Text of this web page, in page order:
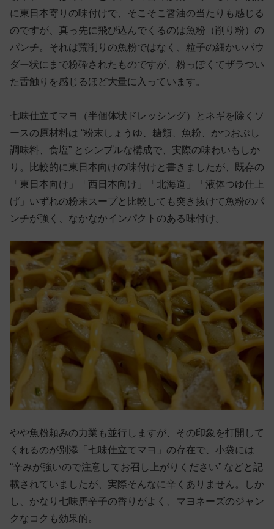
に東日本寄りの味付けで、そこそこ醤油の当たりも感じる
のですが、真っ先に飛び込んでくるのは魚粉（削り粉）の
パンチ。それは荒削りの魚粉ではなく、粒子の細かいパウ
ダー状にまで粉砕されたものですが、粉っぽくてザラつい
た舌触りを感じるほど大量に入っています。
七味仕立てマヨ（半個体状ドレッシング）とネギを除くソ
ースの原材料は “粉末しょうゆ、糖類、魚粉、かつおぶし
調味料、食塩” とシンプルな構成で、実際の味わいもしか
り。比較的に東日本向けの味付けと書きましたが、既存の
「東日本向け」「西日本向け」「北海道」「液体つゆ仕上
げ」いずれの粉末スープと比較しても突き抜けて魚粉のパ
ンチが強く、なかなかインパクトのある味付け。
やや魚粉頼みの力業も並行しますが、その印象を打開して
くれるのが別添「七味仕立てマヨ」の存在で、小袋には
“辛みが強いので注意してお召し上がりください” などと記
載されていましたが、実際そんなに辛くありません。しか
し、かなり七味唐辛子の香りがよく、マヨネーズのジャン
クなコクも効果的。